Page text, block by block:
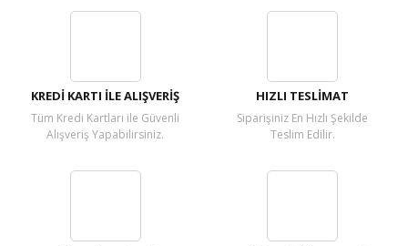
KREDİ KARTI İLE ALIŞVERİŞ
Tüm Kredi Kartları ile Güvenli
Alışveriş Yapabilirsiniz.
HIZLI TESLİMAT
Siparişiniz En Hızlı Şekilde
Teslim Edilir.